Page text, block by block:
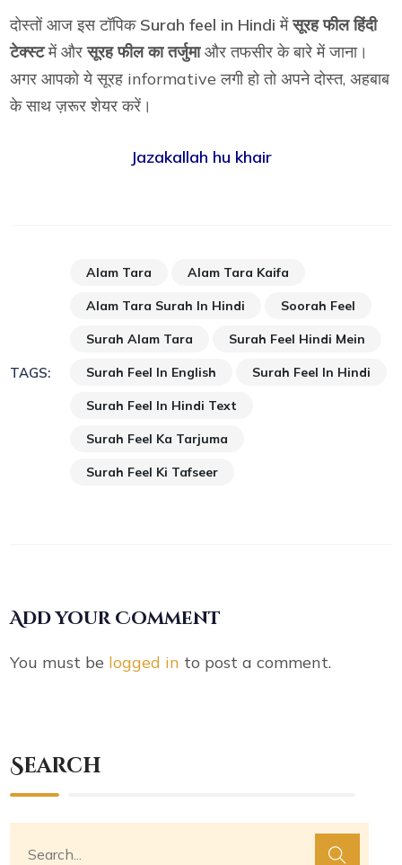
दोस्तों आज इस टॉपिक Surah feel in Hindi मेंसूरह फील हिंदी
टेक्स्टमें औरसूरह फील का तर्जुमाऔर तफसीर के बारे में जाना।
अगर आपको ये सूरह informative लगी हो तो अपने दोस्त, अहबाब
के साथ ज़रूर शेयर करें।
Jazakallah hu khair
TAGS:
Alam Tara Alam Tara Kaifa
Alam Tara Surah In Hindi Soorah Feel
Surah Alam Tara Surah Feel Hindi Mein
Surah Feel In English Surah Feel In Hindi
Surah Feel In Hindi Text
Surah Feel Ka Tarjuma
Surah Feel Ki Tafseer
Add your Comment
You must be logged in to post a comment.
Search